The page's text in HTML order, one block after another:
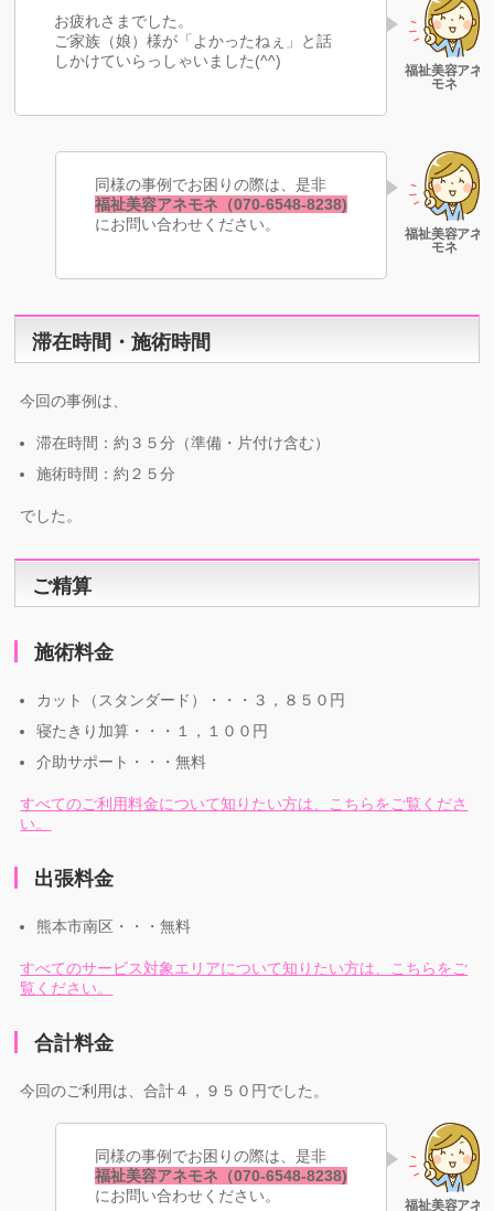
お疲れさまでした。
ご家族（娘）様が「よかったねぇ」と話
しかけていらっしゃいました(^^)
同様の事例でお困りの際は、是非
福祉美容アネモネ（070-6548-8238)
にお問い合わせください。
滞在時間・施術時間
今回の事例は、
滞在時間：約３５分（準備・片付け含む）
施術時間：約２５分
でした。
ご精算
施術料金
カット（スタンダード）・・・３，８５０円
寝たきり加算・・・１，１００円
介助サポート・・・無料
すべてのご利用料金について知りたい方は、こちらをご覧くださ
い。
出張料金
熊本市南区・・・無料
すべてのサービス対象エリアについて知りたい方は、こちらをご
覧ください。
合計料金
今回のご利用は、合計４，９５０円でした。
同様の事例でお困りの際は、是非
福祉美容アネモネ（070-6548-8238)
にお問い合わせください。